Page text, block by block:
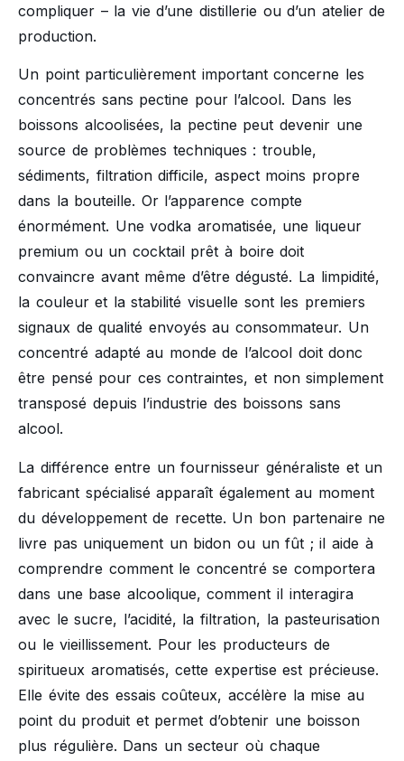
compliquer – la vie d’une distillerie ou d’un atelier de
production.
Un point particulièrement important concerne les
concentrés sans pectine pour l’alcool. Dans les
boissons alcoolisées, la pectine peut devenir une
source de problèmes techniques : trouble,
sédiments, filtration difficile, aspect moins propre
dans la bouteille. Or l’apparence compte
énormément. Une vodka aromatisée, une liqueur
premium ou un cocktail prêt à boire doit
convaincre avant même d’être dégusté. La limpidité,
la couleur et la stabilité visuelle sont les premiers
signaux de qualité envoyés au consommateur. Un
concentré adapté au monde de l’alcool doit donc
être pensé pour ces contraintes, et non simplement
transposé depuis l’industrie des boissons sans
alcool.
La différence entre un fournisseur généraliste et un
fabricant spécialisé apparaît également au moment
du développement de recette. Un bon partenaire ne
livre pas uniquement un bidon ou un fût ; il aide à
comprendre comment le concentré se comportera
dans une base alcoolique, comment il interagira
avec le sucre, l’acidité, la filtration, la pasteurisation
ou le vieillissement. Pour les producteurs de
spiritueux aromatisés, cette expertise est précieuse.
Elle évite des essais coûteux, accélère la mise au
point du produit et permet d’obtenir une boisson
plus régulière. Dans un secteur où chaque